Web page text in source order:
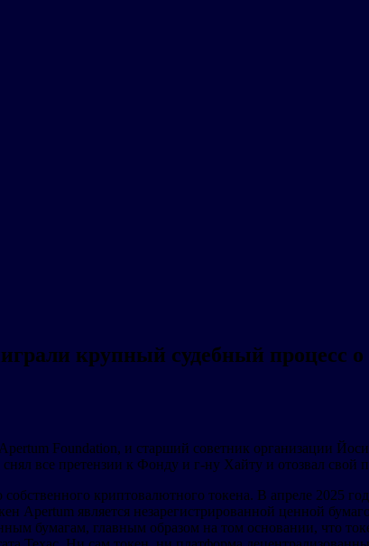
крупный судебный процесс
Foundation, и старший советник организации
все претензии к Фонду и г-ну Хайту и отозвал
криптовалютного токена. В апреле 2025
Apertum является незарегистрированной ценной
бумагам, главным образом на том основании, что